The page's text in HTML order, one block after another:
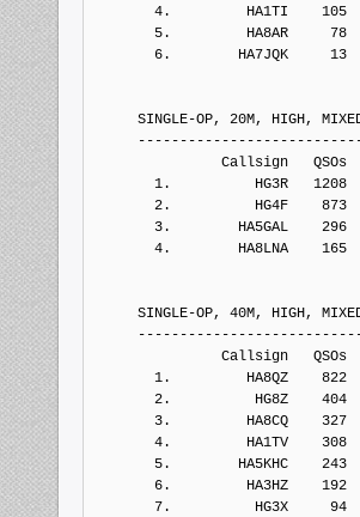
4.         HA1TI    105
5.         HA8AR     78
6.        HA7JQK     13
SINGLE-OP, 20M, HIGH,
Callsign   QSOs  Points
1.          HG3R   1208
2.          HG4F    873
3.        HA5GAL    296
4.        HA8LNA    165
SINGLE-OP, 40M, HIGH,
Callsign   QSOs  Points
1.         HA8QZ    822
2.          HG8Z    404
3.         HA8CQ    327
4.         HA1TV    308
5.        HA5KHC    243
6.         HA3HZ    192
7.          HG3X     94